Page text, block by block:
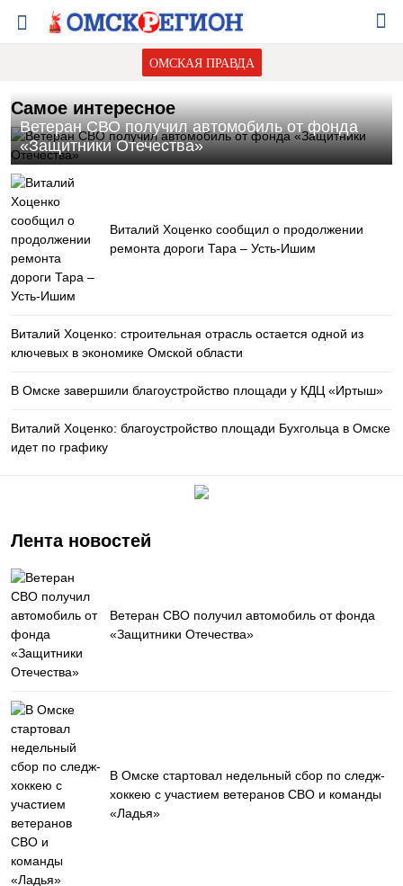
ОМСКАЯ ПРАВДА
Самое интересное
Ветеран СВО получил автомобиль от фонда
«Защитники Отечества»
Виталий Хоценко сообщил о продолжении
ремонта дороги Тара – Усть-Ишим
Виталий Хоценко: строительная отрасль остается одной из
ключевых в экономике Омской области
В Омске завершили благоустройство площади у КДЦ «Иртыш»
Виталий Хоценко: благоустройство площади Бухгольца в Омске
идет по графику
Лента новостей
Ветеран СВО получил автомобиль от фонда
«Защитники Отечества»
В Омске стартовал недельный сбор по следж-
хоккею с участием ветеранов СВО и команды
«Ладья»